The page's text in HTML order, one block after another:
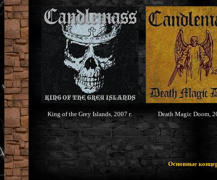
King of the Grey Islands, 2007 г. Death Magic Doom,
Основные